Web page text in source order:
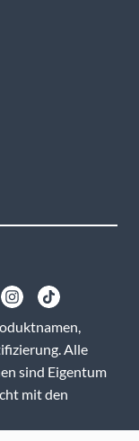
Alle
sind Eigentum
mit den